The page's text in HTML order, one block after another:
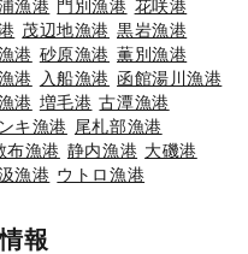
漁港 門別漁港 花咲港
茂辺地漁港 黒岩漁港
港 砂原漁港 薫別漁港
港 入船漁港 函館湯川漁港
港 増毛港 古潭漁港
キ漁港 尾札部漁港
布漁港 静内漁港 大磯港
漁港 ウトロ漁港
報